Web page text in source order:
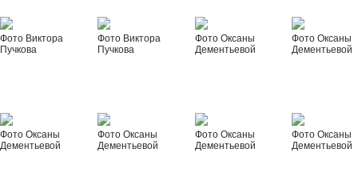
Фото Виктора
Пучкова
Фото Виктора
Пучкова
Фото Оксаны
Дементьевой
Фото Оксаны
Дементьевой
Фото Оксаны
Дементьевой
Фото Оксаны
Дементьевой
Фото Оксаны
Дементьевой
Фото Оксаны
Дементьевой